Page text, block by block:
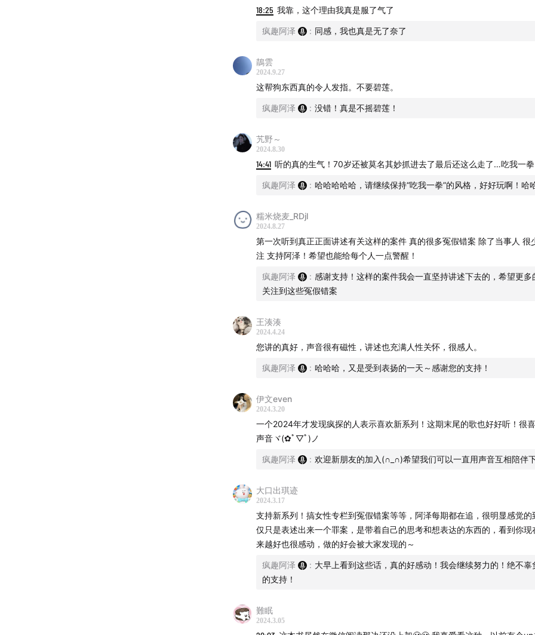
致命女人：宾馆女裸尸冤案
山西！活人喂熊大惨案
电影《三大队》真实案件原型
真实故事：我当协警的日子（三）【结局】
邪门！教科书式谋杀案
本期音乐
片头曲安和桥 - 原唱：宋冬野 翻唱：一只咸鱼
片尾曲你也（电影《第二十条》片尾曲） - 原唱：张碧晨 翻唱：晚晚
18:25 我靠，这个理由我真是服了气了
疯趣阿泽 : 同感，我也真是无了奈了
鶄雲
2024.9.27
这帮狗东西真的令人发指。不要碧莲。
疯趣阿泽 : 没错！真是不摇碧莲！
艽野～
2024.8.30
14:41 听的真的生气！70岁还被莫名其妙抓进去了最后还这么走了…吃我一拳
疯趣阿泽 : 哈哈哈哈哈，请继续保持“吃我一拳”的风格，好好玩啊！哈
糯米烧麦_RDjl
2024.8.27
第一次听到真正正面讲述有关这样的案件 真的很多冤假错案 除了当事人 很
注 支持阿泽！希望也能给每个人一点警醒！
疯趣阿泽 : 感谢支持！这样的案件我会一直坚持讲述下去的，希望更多
关注到这些冤假错案
王湊湊
2024.4.24
您讲的真好，声音很有磁性，讲述也充满人性关怀，很感人。
疯趣阿泽 : 哈哈哈，又是受到表扬的一天～感谢您的支持！
伊文even
2024.3.20
一个2024年才发现疯探的人表示喜欢新系列！这期末尾的歌也好好听！很
声音ヾ(✿ﾟ▽ﾟ)ノ
疯趣阿泽 : 欢迎新朋友的加入(∩_∩)希望我们可以一直用声音互相陪伴
大口出琪迹
2024.3.17
支持新系列！搞女性专栏到冤假错案等等，阿泽每期都在追，很明显感觉的
仅只是表述出来一个罪案，是带着自己的思考和想表达的东西的，看到你现
来越好也很感动，做的好会被大家发现的～
疯趣阿泽 : 大早上看到这些话，真的好感动！我会继续努力的！绝不辜
的支持！
難眠
2024.3.05